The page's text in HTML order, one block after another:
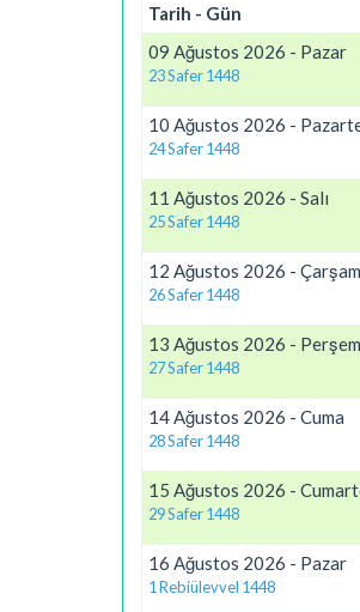
Tarih - Gün
09 Ağustos 2026 - Pazar
23 Safer 1448
10 Ağustos 2026 -
24 Safer 1448
11 Ağustos 2026 - Salı
25 Safer 1448
12 Ağustos 2026 -
26 Safer 1448
13 Ağustos 2026 -
27 Safer 1448
14 Ağustos 2026 - Cuma
28 Safer 1448
15 Ağustos 2026 -
29 Safer 1448
16 Ağustos 2026 - Pazar
1 Rebiülevvel 1448